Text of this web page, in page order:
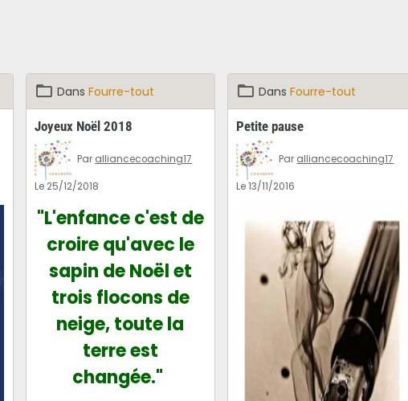
DansFourre-tout
Joyeux Noël 2018
Par alliancecoaching17
Le 25/12/2018
"L'enfance c'est de
croire qu'avec le
sapin de Noël et
trois flocons de
neige, toute la
terre est
changée."
DansFourre-tout
Petite pause
Par alliancecoaching17
Le 13/11/2016